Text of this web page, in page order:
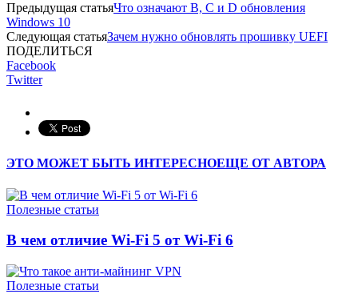
Предыдущая статьяЧто означают B, C и D обновления
Windows 10
Следующая статьяЗачем нужно обновлять прошивку UEFI
ПОДЕЛИТЬСЯ
Facebook
Twitter
ЭТО МОЖЕТ БЫТЬ ИНТЕРЕСНОЕЩЕ ОТ АВТОРА
Полезные статьи
В чем отличие Wi-Fi 5 от Wi-Fi 6
Полезные статьи